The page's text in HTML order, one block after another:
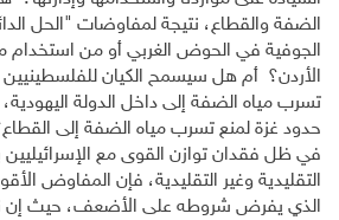
الضفة والقطاع، نتيجة لمفاوضات "الحل
الجوفية في الحوض الغربي أو من استخدام
الأردن؟ أم هل سيسمح الكيان
تسرب مياه الضفة إلى داخل الدولة
حدود غزة لمنع تسرب مياه الضفة إلى
في ظل فقدان توازن القوى مع الإسرائيليين
التقليدية وغير التقليدية، فإن المفاوض
الذي يفرض شروطه على الأضعف، حيث إن